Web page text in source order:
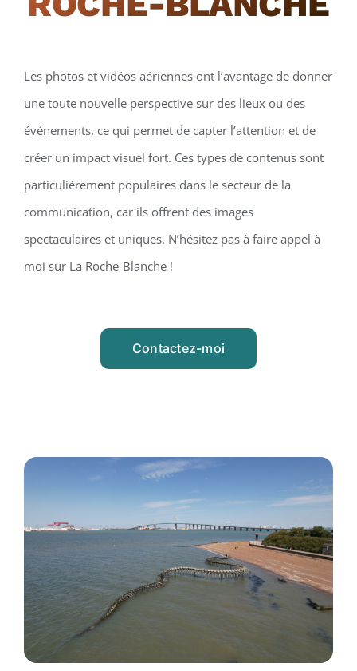
Les photos et vidéos aériennes ont l’avantage de donner
une toute nouvelle perspective sur des lieux ou des
événements, ce qui permet de capter l’attention et de
créer un impact visuel fort. Ces types de contenus sont
particulièrement populaires dans le secteur de la
communication, car ils offrent des images
spectaculaires et uniques. N’hésitez pas à faire appel à
moi sur La Roche-Blanche !
Contactez-moi